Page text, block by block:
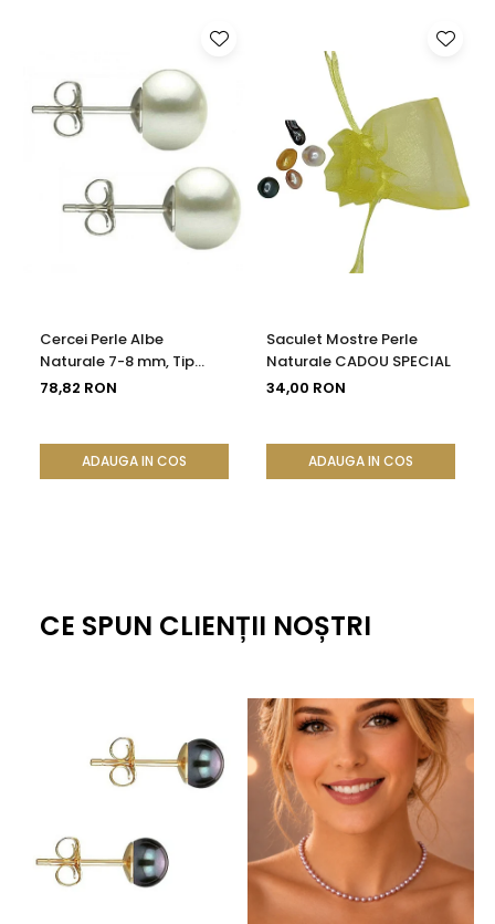
Cercei Perle Albe
Naturale 7-8 mm, Tip
Șurub, Argint 925 -
78,82 RON
ADAUGA IN COS
Saculet Mostre Perle
Naturale CADOU SPECIAL
34,00 RON
ADAUGA IN COS
CE SPUN CLIENȚII NOȘTRI